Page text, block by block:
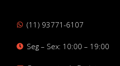
(11) 93771-6107
Seg – Sex: 10:00 – 19:00